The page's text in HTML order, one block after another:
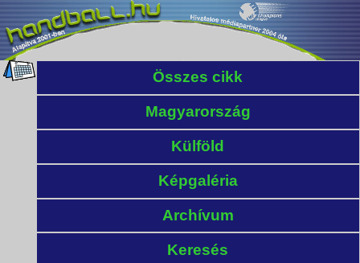
Összes cikk
Magyarország
Külföld
Képgaléria
Archívum
Keresés